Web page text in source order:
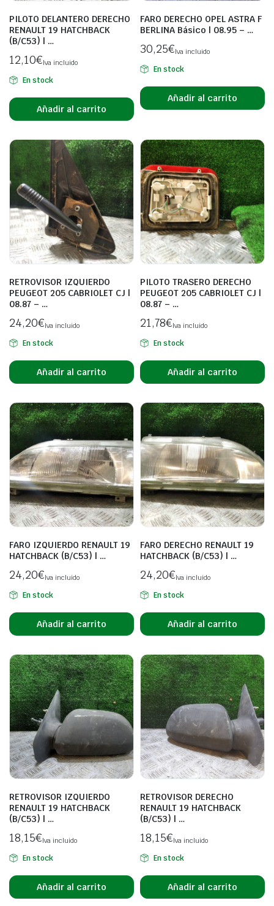
PILOTO DELANTERO DERECHO
RENAULT 19 HATCHBACK
(B/C53) | …
12,10€Iva incluido
En stock
Añadir al carrito
FARO DERECHO OPEL ASTRA F
BERLINA Básico | 08.95 – …
30,25€Iva incluido
En stock
Añadir al carrito
RETROVISOR IZQUIERDO
PEUGEOT 205 CABRIOLET CJ |
08.87 – …
24,20€Iva incluido
En stock
Añadir al carrito
PILOTO TRASERO DERECHO
PEUGEOT 205 CABRIOLET CJ |
08.87 – …
21,78€Iva incluido
En stock
Añadir al carrito
FARO IZQUIERDO RENAULT 19
HATCHBACK (B/C53) | …
24,20€Iva incluido
En stock
Añadir al carrito
FARO DERECHO RENAULT 19
HATCHBACK (B/C53) | …
24,20€Iva incluido
En stock
Añadir al carrito
RETROVISOR IZQUIERDO
RENAULT 19 HATCHBACK
(B/C53) | …
18,15€Iva incluido
En stock
Añadir al carrito
RETROVISOR DERECHO
RENAULT 19 HATCHBACK
(B/C53) | …
18,15€Iva incluido
En stock
Añadir al carrito